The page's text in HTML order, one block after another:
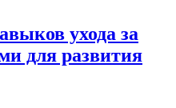
ухода за
для развития